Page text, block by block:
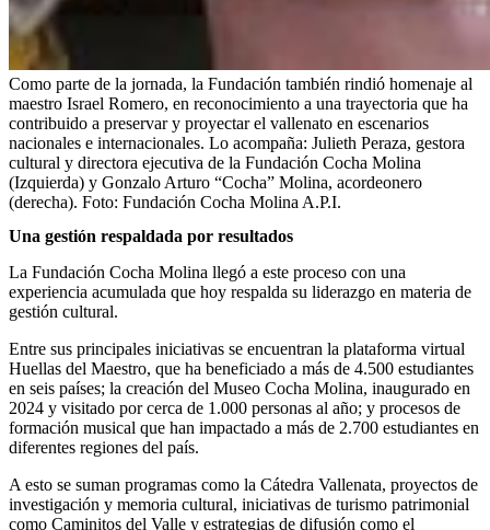
Como parte de la jornada, la Fundación también rindió homenaje al
maestro Israel Romero, en reconocimiento a una trayectoria que ha
contribuido a preservar y proyectar el vallenato en escenarios
nacionales e internacionales. Lo acompaña: Julieth Peraza, gestora
cultural y directora ejecutiva de la Fundación Cocha Molina
(Izquierda) y Gonzalo Arturo “Cocha” Molina, acordeonero
(derecha). Foto: Fundación Cocha Molina A.P.I.
Una gestión respaldada por resultados
La Fundación Cocha Molina llegó a este proceso con una
experiencia acumulada que hoy respalda su liderazgo en materia de
gestión cultural.
Entre sus principales iniciativas se encuentran la plataforma virtual
Huellas del Maestro, que ha beneficiado a más de 4.500 estudiantes
en seis países; la creación del Museo Cocha Molina, inaugurado en
2024 y visitado por cerca de 1.000 personas al año; y procesos de
formación musical que han impactado a más de 2.700 estudiantes en
diferentes regiones del país.
A esto se suman programas como la Cátedra Vallenata, proyectos de
investigación y memoria cultural, iniciativas de turismo patrimonial
como Caminitos del Valle y estrategias de difusión como el